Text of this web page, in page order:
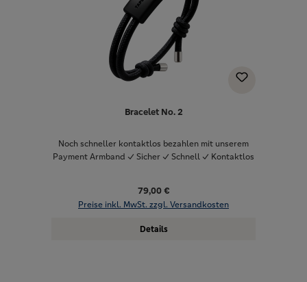
Bracelet No. 2
Noch schneller kontaktlos bezahlen mit unserem
Payment Armband ✓ Sicher ✓ Schnell ✓ Kontaktlos
79,00 €
Preise inkl. MwSt. zzgl. Versandkosten
Details